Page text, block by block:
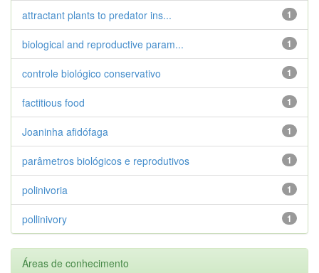
1
attractant plants to predator ins...
1
biological and reproductive param...
1
controle biológico conservativo
1
factitious food
1
Joaninha afidófaga
1
parâmetros biológicos e reprodutivos
1
polinivoria
1
pollinivory
Áreas de conhecimento